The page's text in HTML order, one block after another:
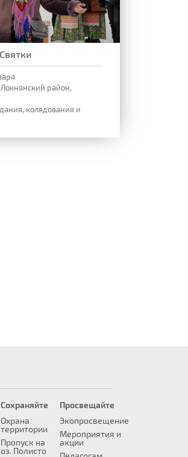
район,
колядования и
Сохраняйте
Охрана
территории
Пропуск на
оз. Полисто
Просвещайте
Экопросвещение
Мероприятия и
акции